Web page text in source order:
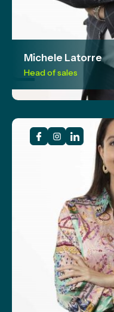
Michele Latorre
Head of sales